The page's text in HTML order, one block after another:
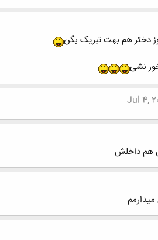
دختر هم بهت تبریک بگن
نشی
Jul 4,
هم داخلش